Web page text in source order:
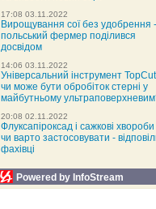
17:08 03.11.2022
Вирощування сої без удобрення -
польський фермер поділився
досвідом
14:06 03.11.2022
Універсальний інструмент
чи може бути обробіток стерні у
майбутньому
20:08 02.11.2022
Флуксапіроксад і сажкові
чи варто застосовувати -
фахівці
Powered by InfoStream